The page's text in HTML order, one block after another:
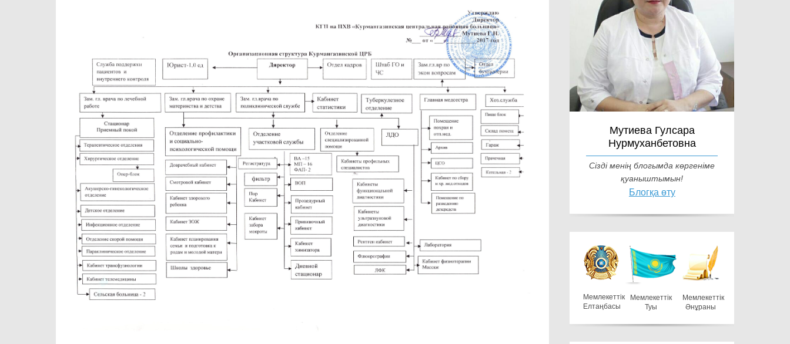
Мутиева Гулсара
Нурмуханбетовна
Сізді менің блогымда көргеніме
қуаныштымын!
Блогқа өту
Мемлекеттiк
Елтаңбасы
Мемлекеттiк
Туы
Мемлекеттiк
Әнұраны